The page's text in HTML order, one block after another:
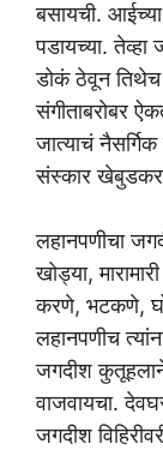
बसायची.
पडायच्या.
डोकं ठेवून तिथेच
संगीताबरोबर
जात्याचं
संस्कार खेबुडकर
लहानपणीचा
खोड्या,
करणे, भटकणे,
लहानपणीच
जगदीश
वाजवायचा.
जगदीश